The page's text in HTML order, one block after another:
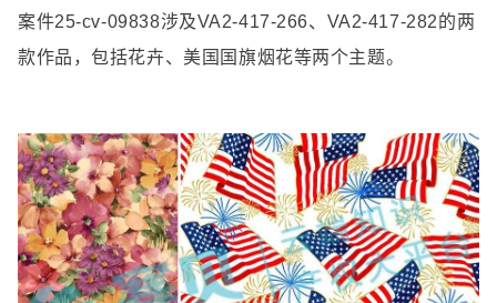
案件25-cv-09838涉及VA2-417-266、 VA2-417-282的两
款作品，包括花卉、美国国旗烟花等两个主题。